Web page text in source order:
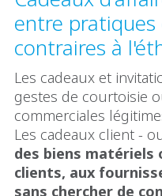
entre
contraires à
Les cadeaux et
gestes de courtoisie
commerciales
Les cadeaux client -
des biens matériels
clients, aux
sans chercher de